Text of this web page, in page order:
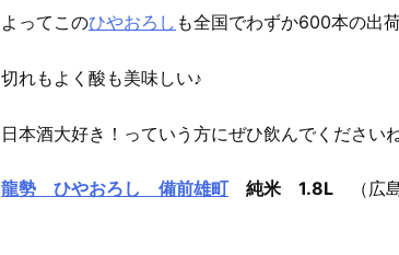
よってこのひやおろし も全国でわずか600本の出
切れもよく酸も美味しい♪
日本酒大好き！っていう方にぜひ飲んでください
龍勢 ひやおろし 備前雄町純米 1.8L （